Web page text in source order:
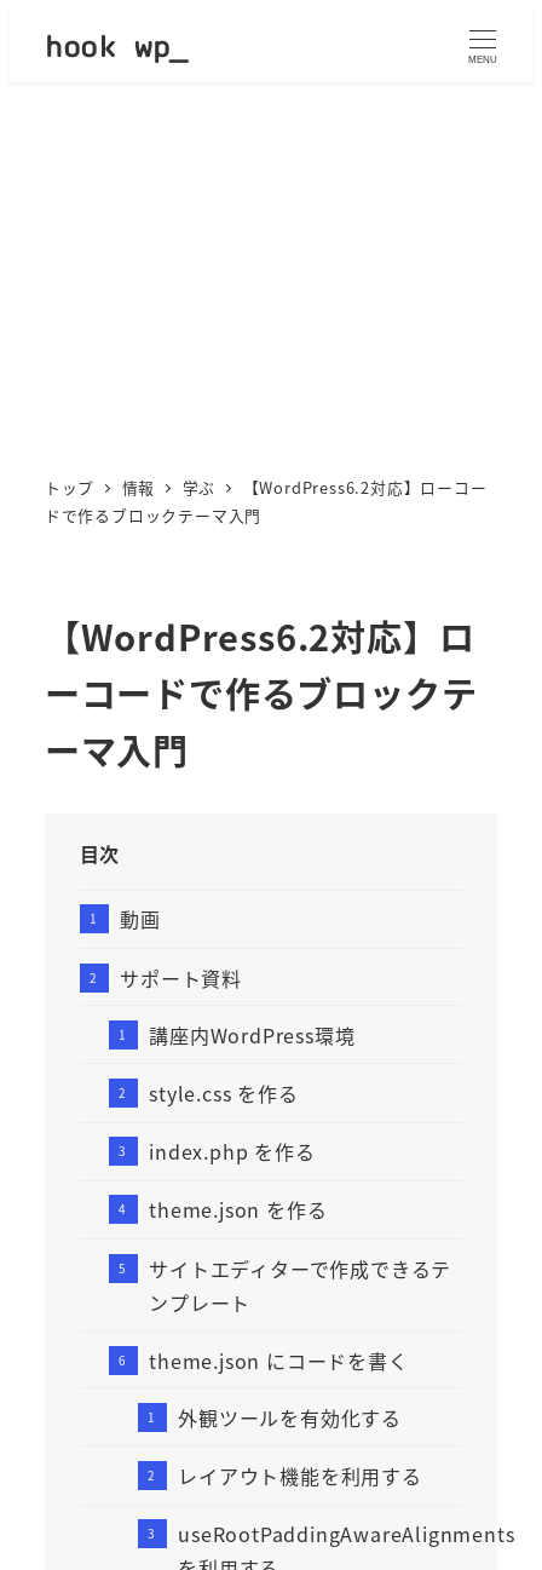
hook wp_ MENU
トップ 情報 学ぶ
【WordPress6.2対応】ローコー
ドで作るブロックテーマ入門
【WordPress6.2対応】ロ
ーコードで作るブロックテ
ーマ入門
目次
動画
サポート資料
講座内WordPress環境
style.css を作る
index.php を作る
theme.json を作る
サイトエディターで作成できるテ
ンプレート
theme.json にコードを書く
外観ツールを有効化する
レイアウト機能を利用する
useRootPaddingAwareAlignments